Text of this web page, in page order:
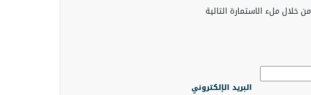
من خلال ملء الاستمارة التالية
البريد الإلكتروني